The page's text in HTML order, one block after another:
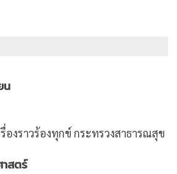
น
องราวร้องทุกข์ กระทรวงสาธารณสุข
สตร์